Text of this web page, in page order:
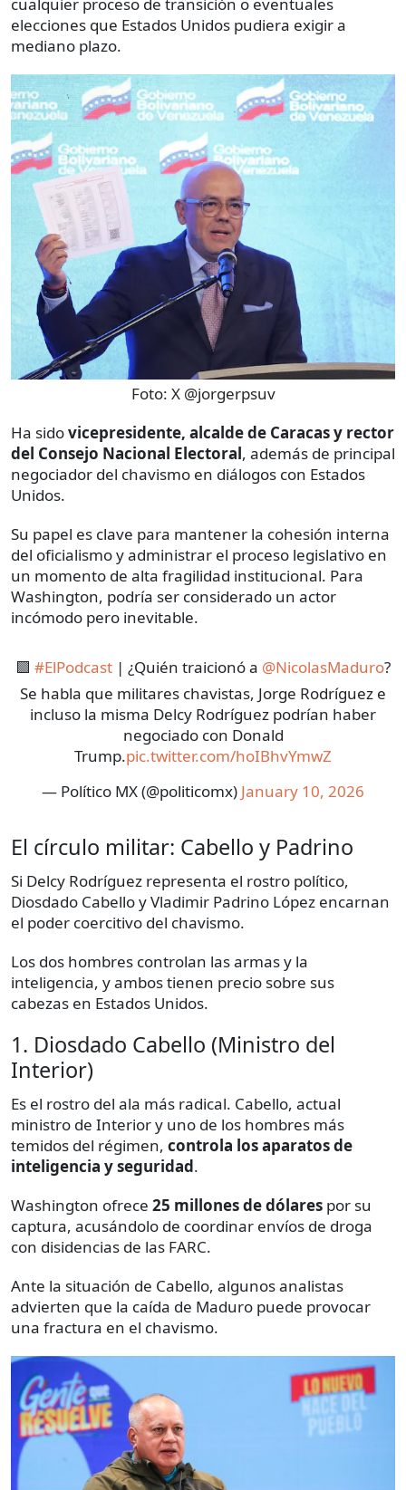
elecciones que Estados Unidos pudiera exigir a
mediano plazo.
Foto: X @jorgerpsuv
Ha sidovicepresidente, alcalde de Caracas y rector
del Consejo Nacional Electoral, además de principal
negociador del chavismo en diálogos con Estados
Unidos.
Su papel es clave para mantener la cohesión interna
del oficialismo y administrar el proceso legislativo en
un momento de alta fragilidad institucional. Para
Washington, podría ser considerado un actor
incómodo pero inevitable.
🟪 #ElPodcast | ¿Quién traicionó a @NicolasMaduro?
Se habla que militares chavistas, Jorge Rodríguez e
incluso la misma Delcy Rodríguez podrían haber
negociado con Donald
Trump.pic.twitter.com/hoIBhvYmwZ
— Político MX (@politicomx) January 10, 2026
El círculo militar: Cabello y Padrino
Si Delcy Rodríguez representa el rostro político,
Diosdado Cabello y Vladimir Padrino López encarnan
el poder coercitivo del chavismo.
Los dos hombres controlan las armas y la
inteligencia, y ambos tienen precio sobre sus
cabezas en Estados Unidos.
1. Diosdado Cabello (Ministro del
Interior)
Es el rostro del ala más radical. Cabello, actual
ministro de Interior y uno de los hombres más
temidos del régimen, controla los aparatos de
inteligencia y seguridad.
Washington ofrece 25 millones de dólares por su
captura, acusándolo de coordinar envíos de droga
con disidencias de las FARC.
Ante la situación de Cabello, algunos analistas
advierten que la caída de Maduro puede provocar
una fractura en el chavismo.